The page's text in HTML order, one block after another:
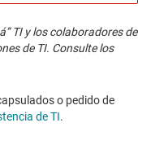
TI y los colaboradores de
de TI. Consulte los
o pedido de
de TI. ​​​​​​​​​​​​​​